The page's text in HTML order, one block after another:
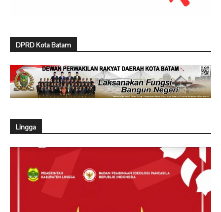
DPRD Kota Batam
Lingga